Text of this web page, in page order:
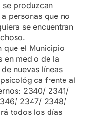
se produzcan
personas que no
se encuentran
que el Municipio
en medio de la
nuevas líneas
frente al
2340/ 2341/
2347/ 2348/
todos los días